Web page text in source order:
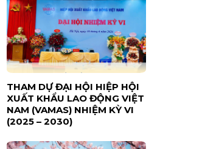
THAM DỰ ĐẠI HỘI HIỆP HỘI
XUẤT KHẨU LAO ĐỘNG VIỆT
NAM (VAMAS) NHIỆM KỲ VI
(2025 – 2030)